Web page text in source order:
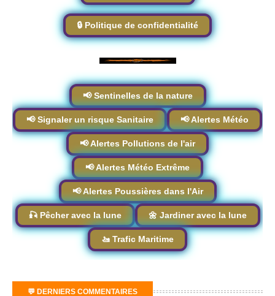
🔒 Politique de confidentialité
📢 Sentinelles de la nature
📢 Signaler un risque Sanitaire 📢 Alertes Météo
📢 Alertes Pollutions de l'air
📢 Alertes Météo Extrême
📢 Alertes Poussières dans l'Air
🎣 Pêcher avec la lune 🌼 Jardiner avec la lune
🚤 Trafic Maritime
💬 DERNIERS COMMENTAIRES